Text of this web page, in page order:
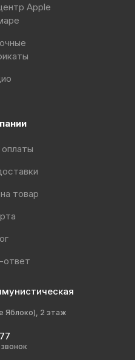
Apple
товар
ответ
Яблоко), 2 этаж